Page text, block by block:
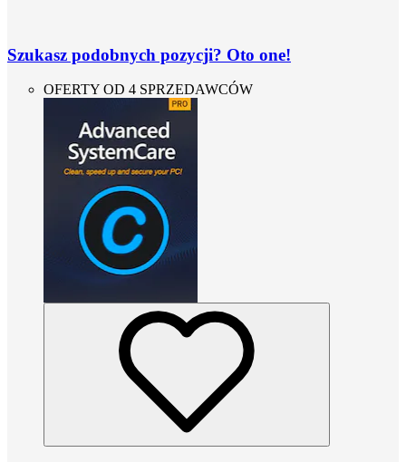
Szukasz podobnych pozycji? Oto one!
OFERTY OD 4 SPRZEDAWCÓW